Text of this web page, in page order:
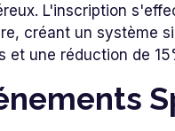
L'inscription
créant un système
une réduction de